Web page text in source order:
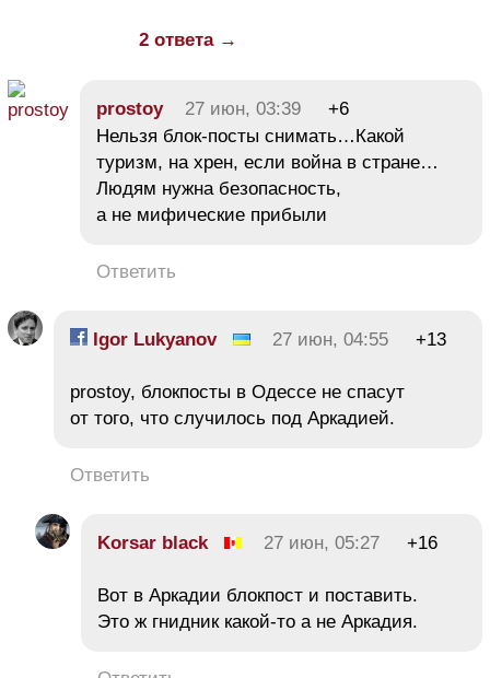
2 ответа →
prostoy 27 июн, 03:39
+6
Нельзя блок-посты снимать…Какой
туризм, на хрен, если война в стране…
Людям нужна безопасность,
а не мифические прибыли
Ответить
Igor Lukyanov 27 июн, 04:55 +13
prostoy, блокпосты в Одессе не спасут
от того, что случилось под Аркадией.
Ответить
Korsar black 27 июн, 05:27 +16
Вот в Аркадии блокпост и поставить.
Это ж гнидник какой-то а не Аркадия.